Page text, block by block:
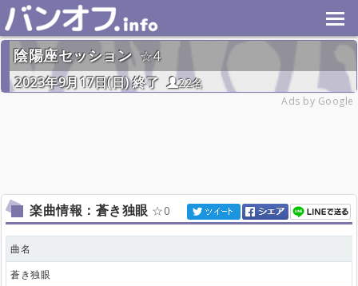
陰陽座セッション
4
2023年9月17日(日) 終了
22名
Ads by Google
楽曲情報：蒼き独眼 0
曲名
蒼き独眼